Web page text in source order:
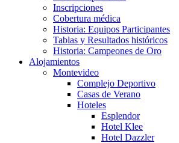
Inscripciones
Cobertura médica
Historia: Equipos Participantes
Tablas y Resultados históricos
Historia: Campeones de Oro
Alojamientos
Montevideo
Complejo Deportivo
Casas de Verano
Hoteles
Esplendor
Hotel Klee
Hotel Dazzler